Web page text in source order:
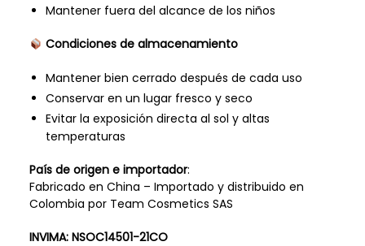
Mantener fuera del alcance de los niños
Condiciones de almacenamiento
Mantener bien cerrado después de cada uso
Conservar en un lugar fresco y seco
Evitar la exposición directa al sol y altas
temperaturas
País de origen e importador:
Fabricado en China – Importado y distribuido en
Colombia por Team Cosmetics SAS
INVIMA: NSOC14501-21CO